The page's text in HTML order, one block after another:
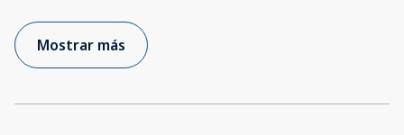
Mostrar más